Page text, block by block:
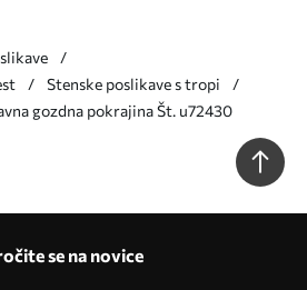
Stenske poslikave s tropi
gozdna pokrajina Št. u72430
se na novice